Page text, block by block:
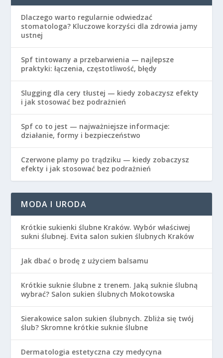
Dlaczego warto regularnie odwiedzać
stomatologa? Kluczowe korzyści dla zdrowia jamy
ustnej
Spf tintowany a przebarwienia — najlepsze
praktyki: łączenia, częstotliwość, błędy
Slugging dla cery tłustej — kiedy zobaczysz efekty
i jak stosować bez podrażnień
Spf co to jest — najważniejsze informacje:
działanie, formy i bezpieczeństwo
Czerwone plamy po trądziku — kiedy zobaczysz
efekty i jak stosować bez podrażnień
MODA I URODA
Krótkie sukienki ślubne Kraków. Wybór właściwej
sukni ślubnej. Evita salon sukien ślubnych Kraków
Jak dbać o brodę z użyciem balsamu
Krótkie suknie ślubne z trenem. Jaką suknie ślubną
wybrać? Salon sukien ślubnych Mokotowska
Sierakowice salon sukien ślubnych. Zbliża się twój
ślub? Skromne krótkie suknie ślubne
Dermatologia estetyczna czy medycyna